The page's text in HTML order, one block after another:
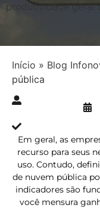
produtividade
Início » Blog
pública
Em geral, as
recurso para seus
uso. Contudo,
de nuvem pública
indicadores são
você mensura